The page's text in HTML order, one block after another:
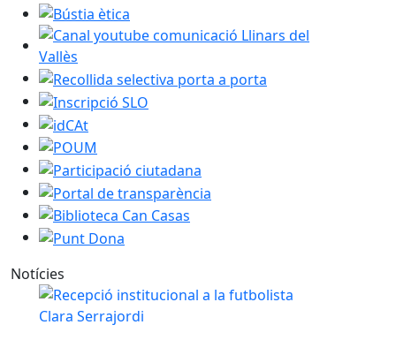
Bústia ètica
Canal youtube comunicació Llinars del Vallès
Recollida selectiva porta a porta
Inscripció SLO
idCAt
POUM
Participació ciutadana
Portal de transparència
Biblioteca Can Casas
Punt Dona
Notícies